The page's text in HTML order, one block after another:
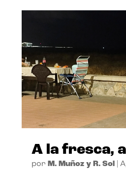
A la fresca,
por M. Muñoz y R. Sol|